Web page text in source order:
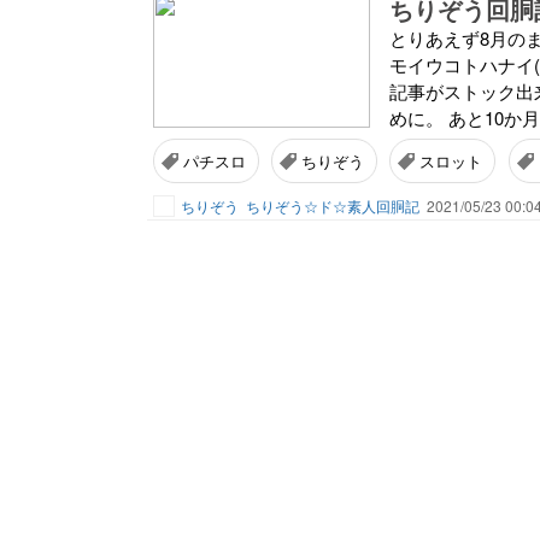
ちりぞう回
とりあえず8月の
モイウコトハナ
記事がストック
めに。 あと10か
パチスロ ちりぞう スロット
ちりぞう ちりぞう☆ド☆素人回胴記 2021/05/23